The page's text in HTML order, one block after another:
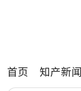
首页 知产新闻